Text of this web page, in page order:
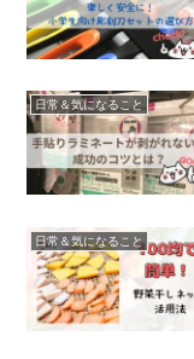
日常＆気になること
日常＆気になること